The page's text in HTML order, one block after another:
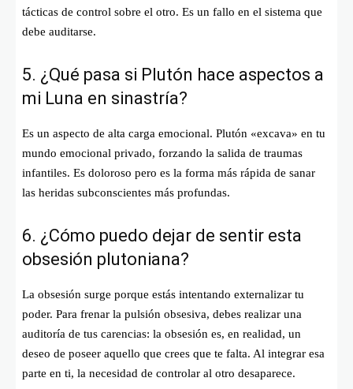
tácticas de control sobre el otro. Es un fallo en el sistema que
debe auditarse.
5. ¿Qué pasa si Plutón hace aspectos a
mi Luna en sinastría?
Es un aspecto de alta carga emocional. Plutón «excava» en tu
mundo emocional privado, forzando la salida de traumas
infantiles. Es doloroso pero es la forma más rápida de sanar
las heridas subconscientes más profundas.
6. ¿Cómo puedo dejar de sentir esta
obsesión plutoniana?
La obsesión surge porque estás intentando externalizar tu
poder. Para frenar la pulsión obsesiva, debes realizar una
auditoría de tus carencias: la obsesión es, en realidad, un
deseo de poseer aquello que crees que te falta. Al integrar esa
parte en ti, la necesidad de controlar al otro desaparece.